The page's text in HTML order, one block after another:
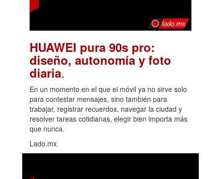
HUAWEI pura 90s pro:
diseño, autonomía y foto
diaria.
En un momento en el que el móvil ya no sirve solo
para contestar mensajes, sino también para
trabajar, registrar recuerdos, navegar la ciudad y
resolver tareas cotidianas, elegir bien importa más
que nunca.
Lado.mx